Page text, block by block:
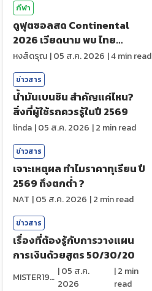
กีฬา
ดูฟุตซอลสด Continental
2026 เวียดนาม พบ ไทย
ถ่ายทอดสดกีฬา
หงส์ดรุณ |05 ส.ค. 2026 |4min read
ข่าวสาร
น้ำมันเบนซิน สำคัญแค่ไหน?
สิ่งที่ผู้ใช้รถควรรู้ในปี 2569
linda |05 ส.ค. 2026 |2 min read
ข่าวสาร
เจาะเหตุผล ทำไมราคาทุเรียน ปี
2569 ถึงตกต่ำ ?
NAT |05 ส.ค. 2026 |2 min read
ข่าวสาร
เรื่องที่ต้องรู้กับการวางแผน
การเงินด้วยสูตร 50/30/20
MISTER1997 |05 ส.ค.
2026
|2 min
read